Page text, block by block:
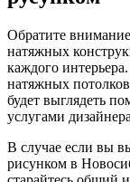
Обратите
натяжных
каждого
натяжных
будет выглядеть
услугами
В случае если вы
рисунком в